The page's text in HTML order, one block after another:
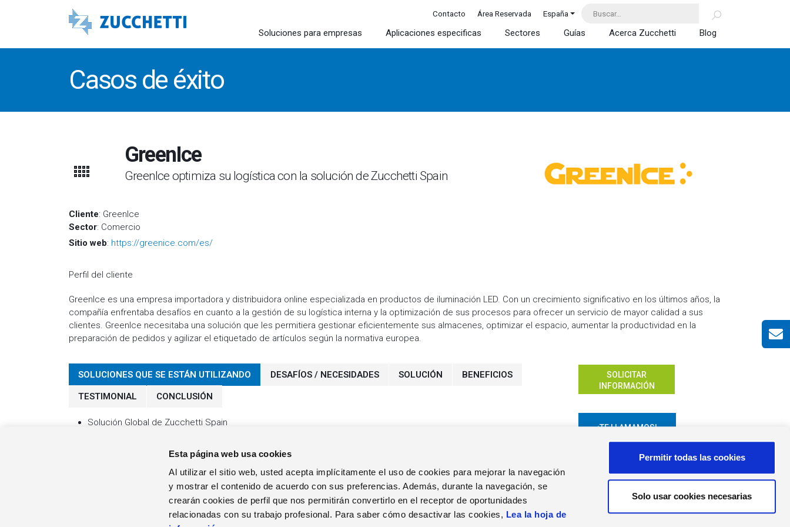
Esta página web usa cookies
Al utilizar el sitio web, usted acepta implícitamente el uso de cookies para mejorar la navegación
y mostrar el contenido de acuerdo con sus preferencias. Además, durante la navegación, se
crearán cookies de perfil que nos permitirán convertirlo en el receptor de oportunidades
relacionadas con su trabajo profesional. Para saber cómo desactivar las cookies, Lea la hoja de
Permitir todas las cookies
Solo usar cookies necesarias
Contacto Área Reservada España
Soluciones para empresas Aplicaciones especificas Sectores Guías Acerca Zucchetti Blog
Casos de éxito
GreenIce
GreenIce optimiza su logística con la solución de Zucchetti Spain
Cliente: GreenIce
Sector: Comercio
Sitio web: https://greenice.com/es/
Perfil del cliente
GreenIce es una empresa importadora y distribuidora online especializada en productos de iluminación LED. Con un crecimiento significativo en los últimos años, la
compañía enfrentaba desafíos en cuanto a la gestión de su logística interna y la optimización de sus procesos para ofrecer un servicio de mayor calidad a sus
clientes. GreenIce necesitaba una solución que les permitiera gestionar eficientemente sus almacenes, optimizar el espacio, aumentar la productividad en la
preparación de pedidos y agilizar el etiquetado de artículos según la normativa europea.
SOLUCIONES QUE SE ESTÁN UTILIZANDO DESAFÍOS / NECESIDADES SOLUCIÓN BENEFICIOS
TESTIMONIAL CONCLUSIÓN
Solución Global de Zucchetti Spain
SOLICITAR
INFORMACIÓN
¡TE LLAMAMOS!
EL GRUPO
Quienes Somos
TRABAJA EN ZUCCHETTI
SPAIN
EVENTOS
Nuestro calendario
NOTAS DE PRENSA
Notas de Prensa